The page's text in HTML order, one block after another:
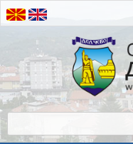
Прескокнете на содржината
Општина Делчево
Општина Делчево